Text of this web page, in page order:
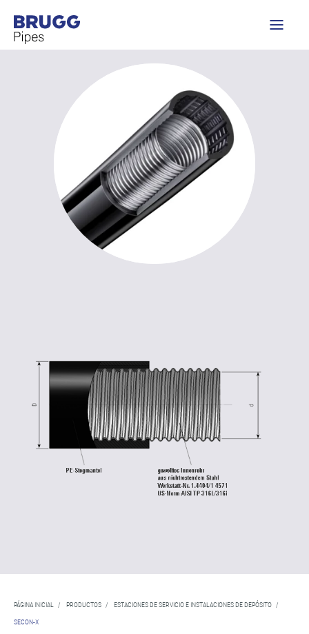
PÁGINA INICIAL / PRODUCTOS / ESTACIONES DE SERVICIO E INSTALACIONES DE DEPÓSITO /
SECON-X